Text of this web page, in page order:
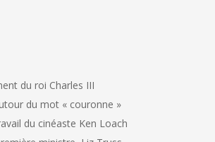
du roi Charles III
du mot « couronne »
du cinéaste Ken Loach